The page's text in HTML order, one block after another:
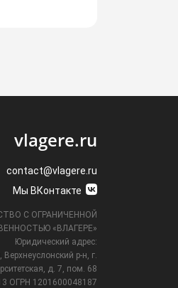
vlagere.ru
contact@vlagere.ru
Мы ВКонтакте
С ОГРАНИЧЕННОЙ
«ВЛАГЕРЕ»
Юридический адрес:
р-н, г.
д. 7, пом. 68
ОГРН 1201600048187